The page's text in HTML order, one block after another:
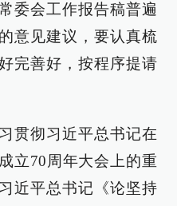
委会工作报告稿普遍
意见建议，要认真梳
完善好，按程序提请
贯彻习近平总书记在
立70周年大会上的重
近平总书记《论坚持